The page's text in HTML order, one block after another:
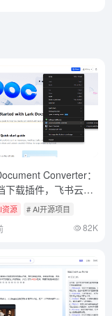
Converter：
下载插件，飞书云文
本地Markdown格式
资源 # AI开源项目
82K